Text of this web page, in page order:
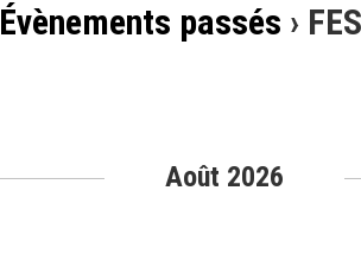
Évènements passés ›
août 2026